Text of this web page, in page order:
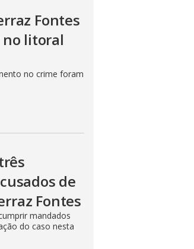
Fontes
litoral
no crime foram
de
Fontes
mandados
do caso nesta